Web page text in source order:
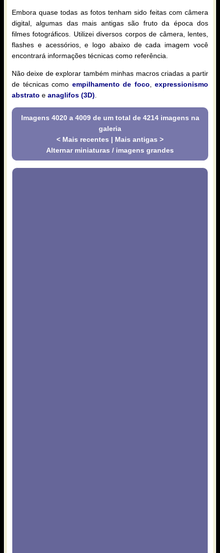
Embora quase todas as fotos tenham sido feitas com câmera
digital, algumas das mais antigas são fruto da época dos
filmes fotográficos. Utilizei diversos corpos de câmera, lentes,
flashes e acessórios, e logo abaixo de cada imagem você
encontrará informações técnicas como referência.
Não deixe de explorar também minhas macros criadas a partir
de técnicas como empilhamento de foco
expressionismo
abstrato e anaglifos (3D)
Imagens 4020 a 4009 de um total de 4214 imagens na
galeria
< Mais recentes | Mais antigas >
Alternar miniaturas / imagens grandes